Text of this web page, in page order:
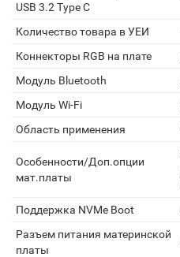
USB 3.2 Type C
Количество товара в УЕИ
Коннекторы RGB на плате
Модуль Bluetooth
Модуль Wi-Fi
Область применения
Особенности/Доп.опции
мат.платы
Поддержка NVMe Boot
Разъем питания материнской
платы